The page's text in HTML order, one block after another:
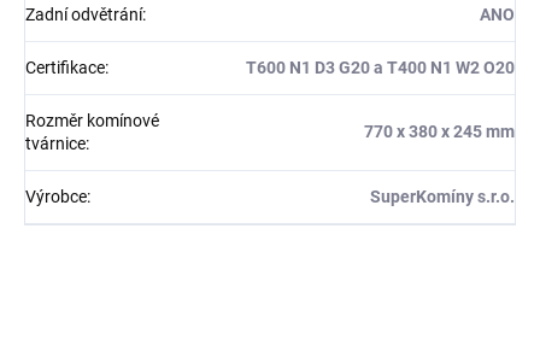
Zadní odvětrání: ANO
Certifikace: T600 N1 D3 G20 a T400 N1 W2 O20
Rozměr komínové
tvárnice:
770 x 380 x 245 mm
Výrobce: SuperKomíny s.r.o.